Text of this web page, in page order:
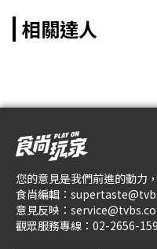
相關達人
您的意見是我們前進的動力
食尚編輯：
意見反映：
觀眾服務專線： 02-2656-